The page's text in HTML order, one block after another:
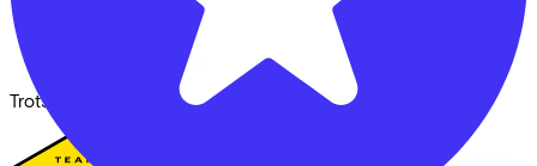
Security & Privacy
Trotse partner van